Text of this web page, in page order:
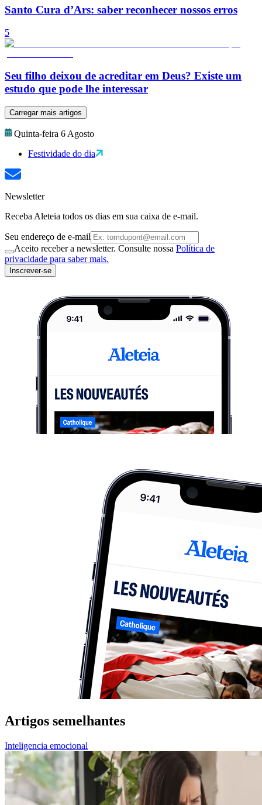
Santo Cura d’Ars: saber reconhecer nossos erros
5
Seu filho deixou de acreditar em Deus? Existe um
estudo que pode lhe interessar
Carregar mais artigos
Quinta-feira 6 Agosto
Festividade do dia
Newsletter
Receba Aleteia todos os dias em sua caixa de e-mail.
Seu endereço de e-mail
Aceito receber a newsletter. Consulte nossa Política de
privacidade para saber mais.
Inscrever-se
Artigos semelhantes
Inteligencia emocional